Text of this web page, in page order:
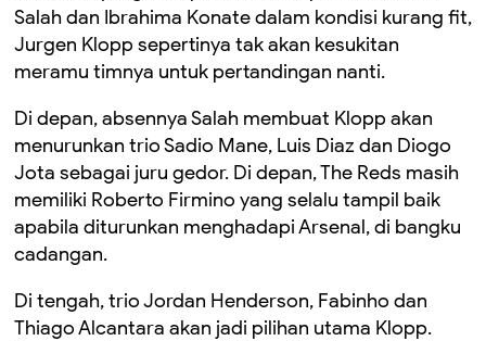
Salah dan Ibrahima Konate dalam kondisi kurang fit,
Jurgen Klopp sepertinya tak akan kesukitan
meramu timnya untuk pertandingan nanti.
Di depan, absennya Salah membuat Klopp akan
menurunkan trio Sadio Mane, Luis Diaz dan Diogo
Jota sebagai juru gedor. Di depan, The Reds masih
memiliki Roberto Firmino yang selalu tampil baik
apabila diturunkan menghadapi Arsenal, di bangku
cadangan.
Di tengah, trio Jordan Henderson, Fabinho dan
Thiago Alcantara akan jadi pilihan utama Klopp.